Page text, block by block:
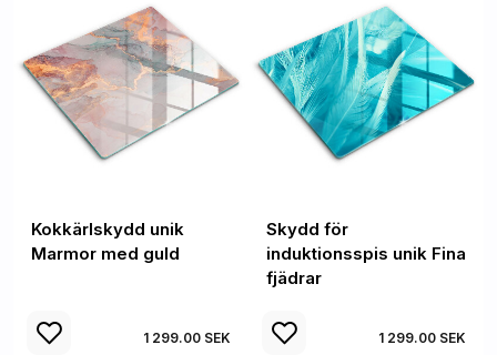
Kokkärlskydd unik
Marmor med guld
1 299.00 SEK
Skydd för
induktionsspis unik Fina
fjädrar
1 299.00 SEK